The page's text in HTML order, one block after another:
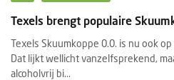
Texels brengt populaire
Texels Skuumkoppe 0.0. is nu ook
Dat lijkt wellicht vanzelfsprekend,
alcoholvrij bi...